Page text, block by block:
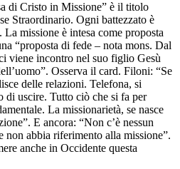
di Cristo in Missione” è il titolo
Straordinario. Ogni battezzato è
La missione è intesa come proposta
“proposta di fede – nota mons. Dal
viene incontro nel suo figlio Gesù
Osserva il card. Filoni: “Se
delle relazioni. Telefona, si
di uscire. Tutto ciò che si fa per
La missionarietà, se nasce
E ancora: “Non c’è nessun
non abbia riferimento alla missione”.
anche in Occidente questa